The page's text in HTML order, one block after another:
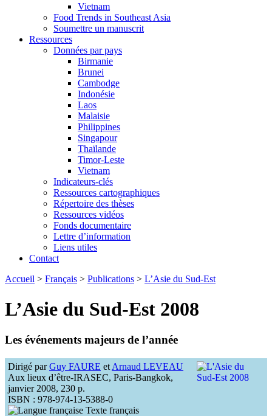
Vietnam
Food Trends in Southeast Asia
Soumettre un manuscrit
Ressources
Données par pays
Birmanie
Brunei
Cambodge
Indonésie
Laos
Malaisie
Philippines
Singapour
Thaïlande
Timor-Leste
Vietnam
Indicateurs-clés
Ressources cartographiques
Répertoire des thèses
Ressources vidéos
Fonds documentaire
Lettre d’information
Liens utiles
Contact
Accueil > Français > Publications > L’Asie du Sud-Est
L’Asie du Sud-Est 2008
Les événements majeurs de l’année
Dirigé parGuy FAURE et Arnaud LEVEAU
Aux lieux d’être-IRASEC, Paris-Bangkok,
janvier 2008, 230 p.
ISBN : 978-974-13-5388-0
Texte français